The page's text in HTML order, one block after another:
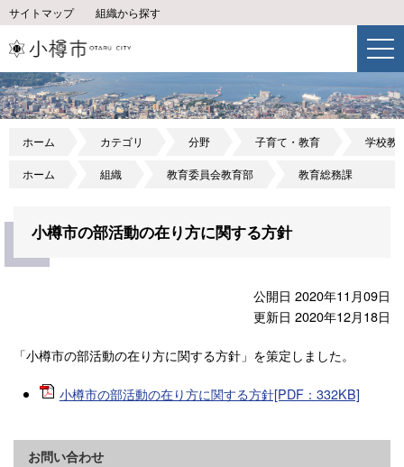
サイトマップ 組織から探す
ホーム カテゴリ 分野 子育て・教育 学校教
ホーム 組織 教育委員会教育部 教育総務課
小樽市の部活動の在り方に関する方針
公開日 2020年11月09日
更新日 2020年12月18日
「小樽市の部活動の在り方に関する方針」を策定しました。
小樽市の部活動の在り方に関する方針[PDF：332KB]
お問い合わせ